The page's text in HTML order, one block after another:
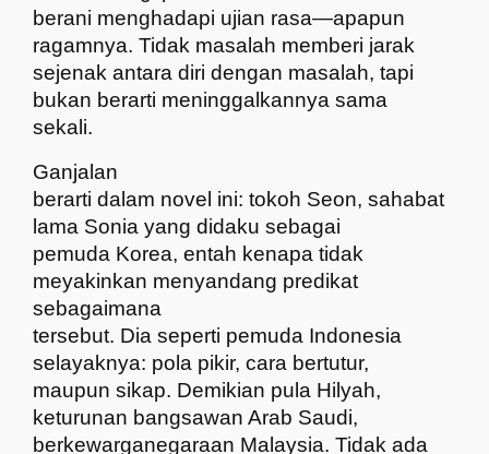
berani menghadapi ujian rasa—apapun
ragamnya. Tidak masalah memberi jarak
sejenak antara diri dengan masalah, tapi
bukan berarti meninggalkannya sama
sekali.
Ganjalan
berarti dalam novel ini: tokoh Seon, sahabat
lama Sonia yang didaku sebagai
pemuda Korea, entah kenapa tidak
meyakinkan menyandang predikat
sebagaimana
tersebut. Dia seperti pemuda Indonesia
selayaknya: pola pikir, cara bertutur,
maupun sikap. Demikian pula Hilyah,
keturunan bangsawan Arab Saudi,
berkewarganegaraan Malaysia. Tidak ada